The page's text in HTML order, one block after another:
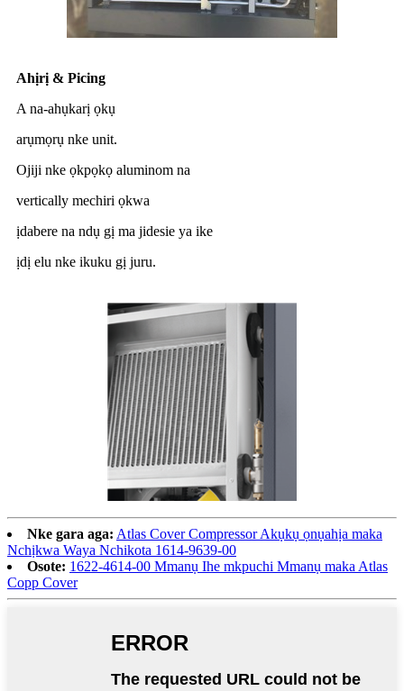
Ahịrị & Picing
A na-ahụkarị ọkụ
arụmọrụ nke unit.
Ojiji nke ọkpọkọ aluminom na
vertically mechiri ọkwa
ịdabere na ndụ gị ma jidesie ya ike
ịdị elu nke ikuku gị juru.
Nke gara aga: Atlas Cover Compressor Akụkụ ọnụahịa maka
Nchịkwa Waya Nchikota 1614-9639-00
Osote: 1622-4614-00 Mmanụ Ihe mkpuchi Mmanụ maka Atlas
Copp Cover